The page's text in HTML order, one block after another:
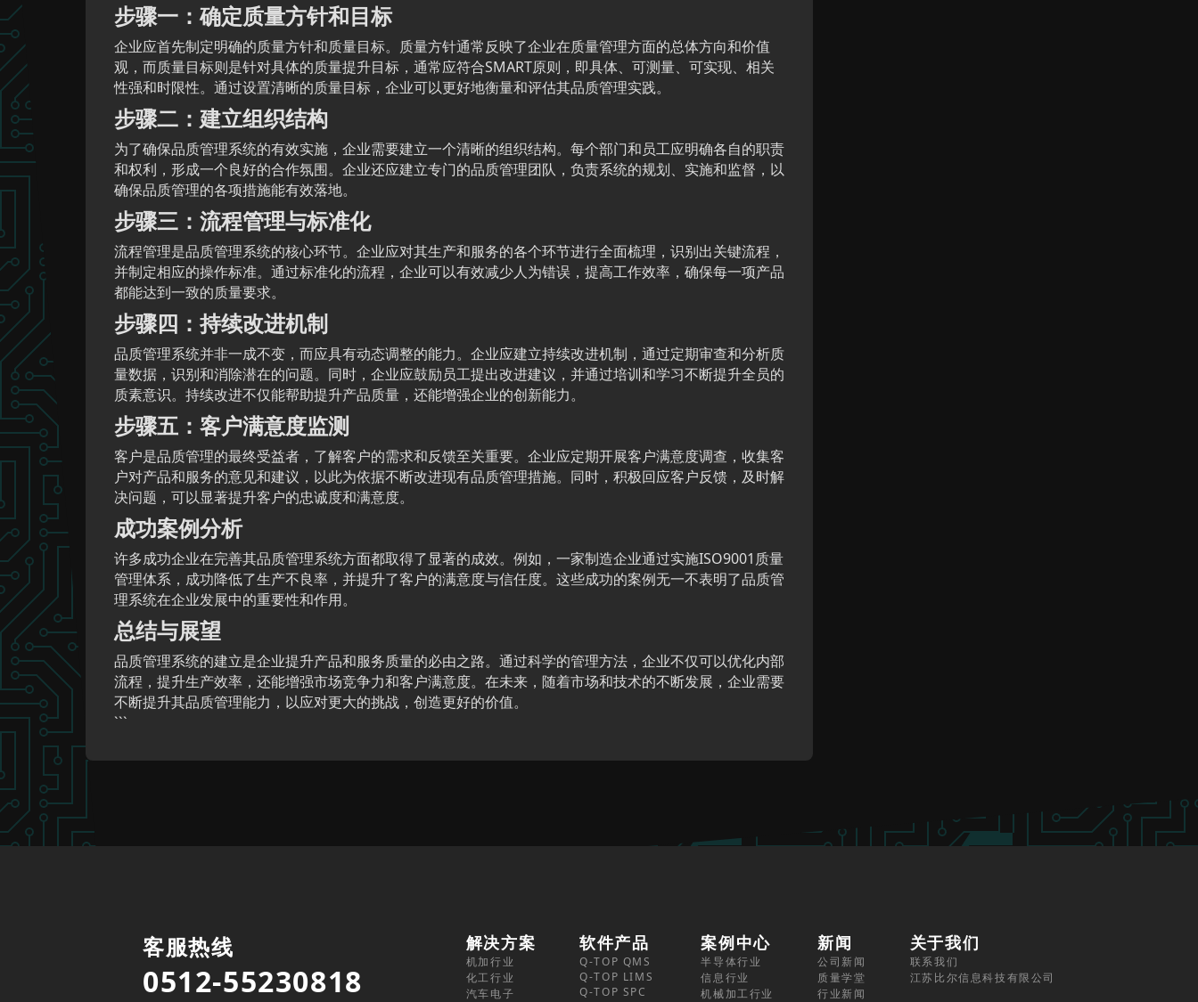
步骤一：确定质量方针和目标
企业应首先制定明确的质量方针和质量目标。质量方针通常反映了企业在质量管理方面的总体方向和价值
观，而质量目标则是针对具体的质量提升目标，通常应符合SMART原则，即具体、可测量、可实现、相关
性强和时限性。通过设置清晰的质量目标，企业可以更好地衡量和评估其品质管理实践。
步骤二：建立组织结构
为了确保品质管理系统的有效实施，企业需要建立一个清晰的组织结构。每个部门和员工应明确各自的职责
和权利，形成一个良好的合作氛围。企业还应建立专门的品质管理团队，负责系统的规划、实施和监督，以
确保品质管理的各项措施能有效落地。
步骤三：流程管理与标准化
流程管理是品质管理系统的核心环节。企业应对其生产和服务的各个环节进行全面梳理，识别出关键流程，
并制定相应的操作标准。通过标准化的流程，企业可以有效减少人为错误，提高工作效率，确保每一项产品
都能达到一致的质量要求。
步骤四：持续改进机制
品质管理系统并非一成不变，而应具有动态调整的能力。企业应建立持续改进机制，通过定期审查和分析质
量数据，识别和消除潜在的问题。同时，企业应鼓励员工提出改进建议，并通过培训和学习不断提升全员的
质素意识。持续改进不仅能帮助提升产品质量，还能增强企业的创新能力。
步骤五：客户满意度监测
客户是品质管理的最终受益者，了解客户的需求和反馈至关重要。企业应定期开展客户满意度调查，收集客
户对产品和服务的意见和建议，以此为依据不断改进现有品质管理措施。同时，积极回应客户反馈，及时解
决问题，可以显著提升客户的忠诚度和满意度。
成功案例分析
许多成功企业在完善其品质管理系统方面都取得了显著的成效。例如，一家制造企业通过实施ISO9001质量
管理体系，成功降低了生产不良率，并提升了客户的满意度与信任度。这些成功的案例无一不表明了品质管
理系统在企业发展中的重要性和作用。
总结与展望
品质管理系统的建立是企业提升产品和服务质量的必由之路。通过科学的管理方法，企业不仅可以优化内部
流程，提升生产效率，还能增强市场竞争力和客户满意度。在未来，随着市场和技术的不断发展，企业需要
不断提升其品质管理能力，以应对更大的挑战，创造更好的价值。
```
客服热线
0512-55230818
解决方案
机加行业
化工行业
汽车电子
软件产品
Q-TOP QMS
Q-TOP LIMS
Q-TOP SPC
案例中心
半导体行业
信息行业
机械加工行业
新闻
公司新闻
质量学堂
行业新闻
关于我们
联系我们
江苏比尔信息科技有限公司